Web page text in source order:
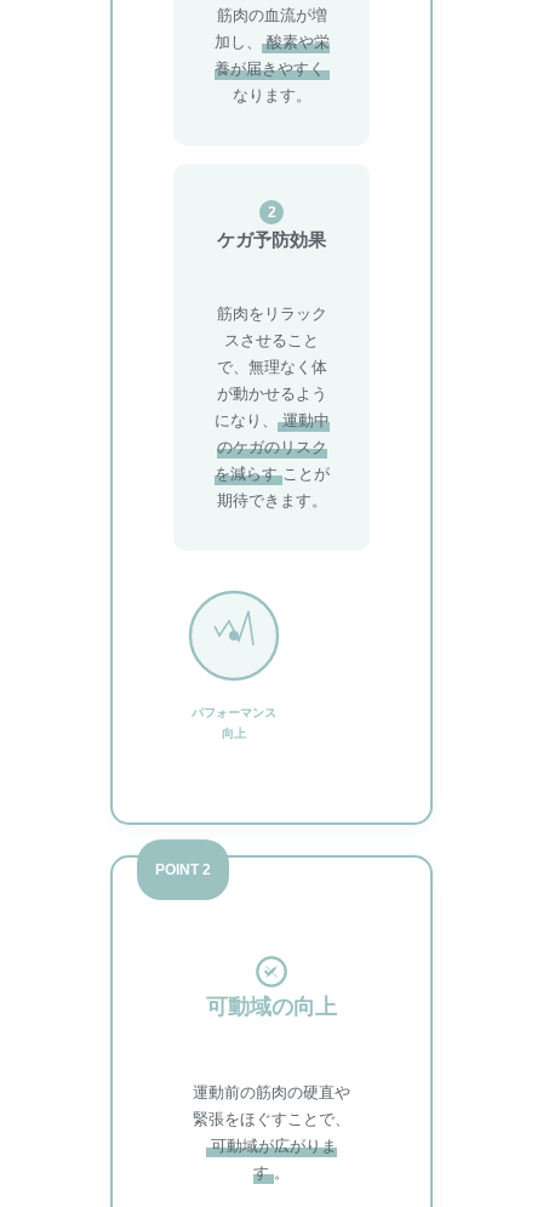
筋肉の血流が増
加し、
酸素や栄
養が届きやすく
なります。
2
ケガ予防効果
筋肉をリラック
スさせること
で、無理なく体
が動かせるよう
になり、
運動中
のケガのリスク
を減らす ことが
期待できます。
パフォーマンス
向上
POINT 2
可動域の向上
運動前の筋肉の硬直や
緊張をほぐすことで、
可動域が広がりま
す 。